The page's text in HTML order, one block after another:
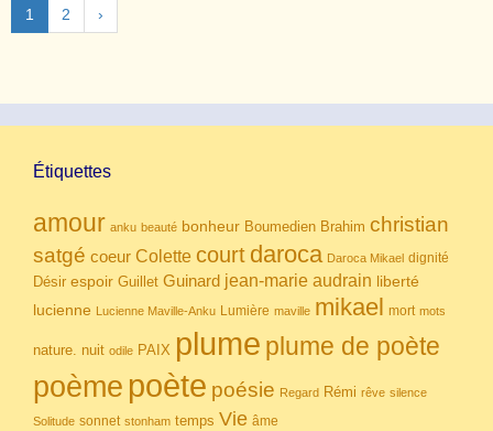
1 2 ›
Étiquettes
amour anku beauté bonheur Boumedien Brahim christian
satgé coeur Colette court daroca Daroca Mikael dignité
Désir espoir Guillet Guinard jean-marie audrain liberté
lucienne Lucienne Maville-Anku Lumière maville mikael mort mots
nature. nuit odile PAIX plume plume de poète
poème poète poésie Regard Rémi rêve silence
Solitude sonnet stonham temps Vie âme